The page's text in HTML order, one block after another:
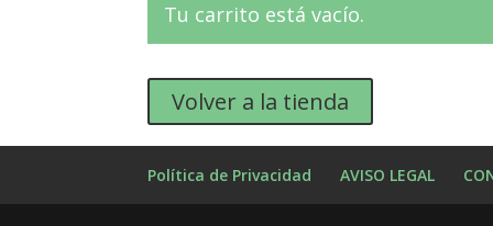
Tu carrito está vacío.
Volver a la tienda
Política de Privacidad AVISO LEGAL